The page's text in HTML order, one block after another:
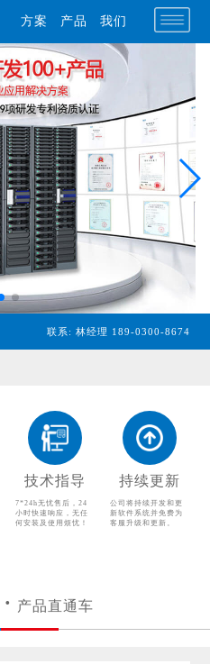
方案 产品 我们
联系: 林经理 189-0300-8674
技术指导
7*24h无忧售后，24
小时快速响应，无任
何安装及使用烦忧！
持续更新
公司将持续开发和更
新软件系统并免费为
客服升级和更新。
产品直通车